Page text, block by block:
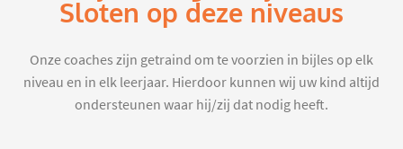
Sloten op deze niveaus
Onze coaches zijn getraind om te voorzien in bijles op elk
niveau en in elk leerjaar. Hierdoor kunnen wij uw kind altijd
ondersteunen waar hij/zij dat nodig heeft.